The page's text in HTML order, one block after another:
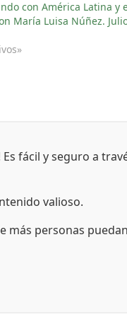
con América Latina y
María Luisa Núñez.
Es fácil y seguro a
valioso.
más personas